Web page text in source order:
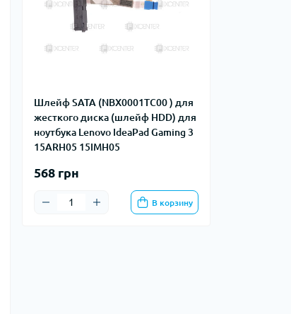
Шлейф SATA (NBX0001TC00 ) для
жесткого диска (шлейф HDD) для
ноутбука Lenovo IdeaPad Gaming 3
15ARH05 15IMH05
568 грн
В корзину